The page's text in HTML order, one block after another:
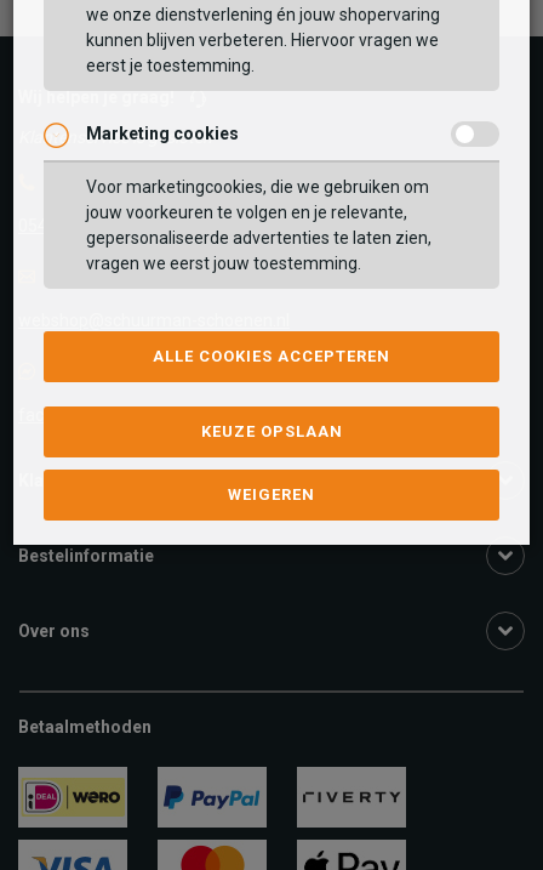
Wij helpen je graag!
Klantenservice is gesloten
Telefoon
0545-280081
E-mail Antwoord binnen 24 uur
facebook.com/SchuurmanSchoenen
Bestelinformatie
Over ons
Betaalmethoden
ideal paypal riverty
we onze dienstverlening én jouw shopervaring
kunnen blijven verbeteren. Hiervoor vragen we
eerst je toestemming.
Marketing cookies
Voor marketingcookies, die we gebruiken om
jouw voorkeuren te volgen en je relevante,
gepersonaliseerde advertenties te laten zien,
vragen we eerst jouw toestemming.
ALLE COOKIES ACCEPTEREN
KEUZE OPSLAAN
WEIGEREN